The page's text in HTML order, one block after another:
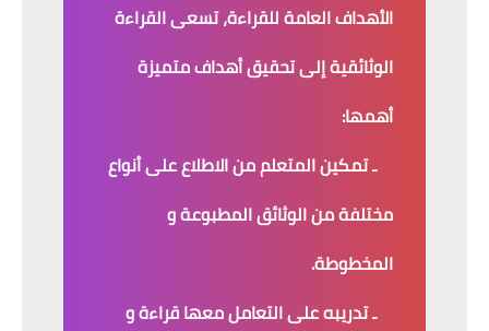
الأهداف العامة للقراءة، تسعى القراءة
الوثائقية إلى تحقيق أهداف متميزة
أهمها:
ـ تمكين المتعلم من الاطلاع على أنواع
مختلفة من الوثائق المطبوعة و
المخطوطة.
ـ تدريبه على التعامل معها قراءة و